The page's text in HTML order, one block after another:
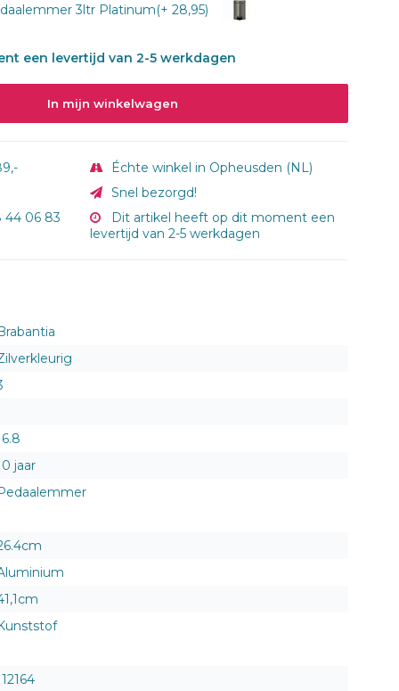
3ltr Platinum(+ 28,95)
een levertijd van 2-5 werkdagen
In mijn winkelwagen
Échte winkel in Opheusden (NL)
Snel bezorgd!
44 06 83
Dit artikel heeft op dit moment een
levertijd van 2-5 werkdagen
jaar